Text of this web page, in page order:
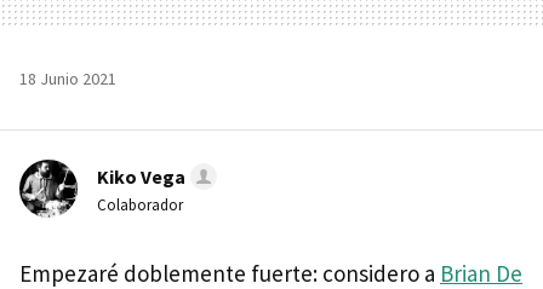
18 Junio 2021
Kiko Vega
Colaborador
Empezaré doblemente fuerte: considero a Brian De